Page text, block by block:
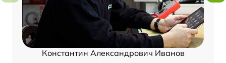
Константин Александрович Иванов